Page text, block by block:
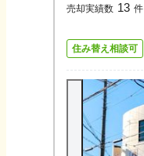
売却実績数 13 件
住み替え相談可